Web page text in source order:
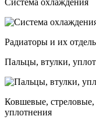
Радиаторы и их
Пальцы, втулки,
Ковшевые,
уплотнения